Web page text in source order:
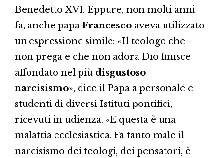
Benedetto XVI. Eppure, non molti anni
fa, anche papa Francesco aveva utilizzato
un’espressione simile: «Il teologo che
non prega e che non adora Dio finisce
affondato nel più disgustoso
narcisismo», dice il Papa a personale e
studenti di diversi Istituti pontifici,
ricevuti in udienza. «E questa è una
malattia ecclesiastica. Fa tanto male il
narcisismo dei teologi, dei pensatori, è